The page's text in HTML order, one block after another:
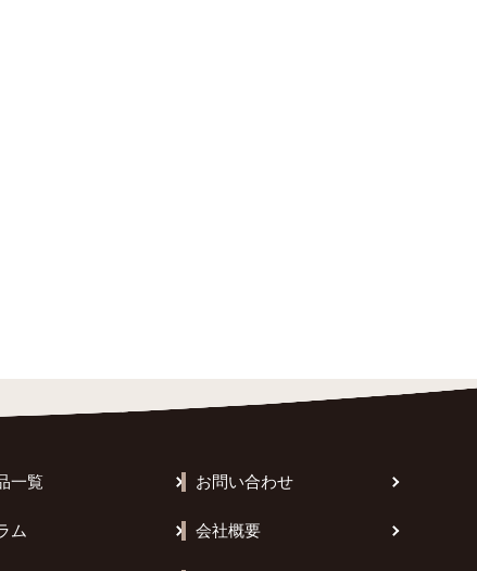
一覧
ム
お問い合わせ
会社概要